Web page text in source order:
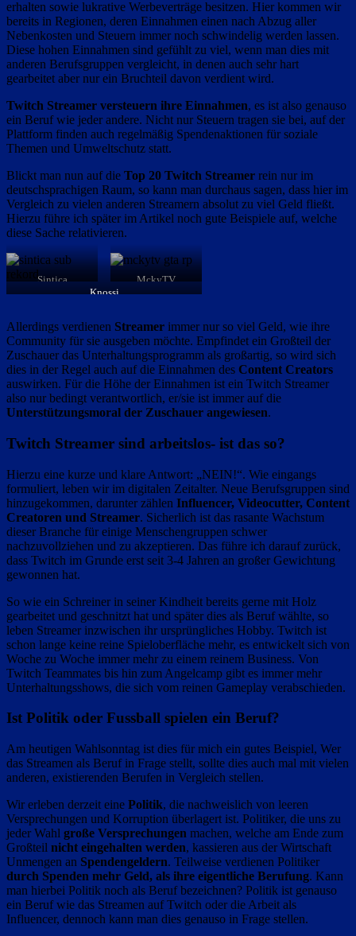
erhalten sowie lukrative Werbeverträge besitzen. Hier kommen wir
bereits in Regionen, deren Einnahmen einen nach Abzug aller
Nebenkosten und Steuern immer noch schwindelig werden lassen.
Diese hohen Einnahmen sind gefühlt zu viel, wenn man dies mit
anderen Berufsgruppen vergleicht, in denen auch sehr hart
gearbeitet aber nur ein Bruchteil davon verdient wird.
Twitch Streamer versteuern ihre Einnahmen, es ist also genauso
ein Beruf wie jeder andere. Nicht nur Steuern tragen sie bei, auf der
Plattform finden auch regelmäßig Spendenaktionen für soziale
Themen und Umweltschutz statt.
Blickt man nun auf die Top 20 Twitch Streamer rein nur im
deutschsprachigen Raum, so kann man durchaus sagen, dass hier im
Vergleich zu vielen anderen Streamern absolut zu viel Geld fließt.
Hierzu führe ich später im Artikel noch gute Beispiele auf, welche
diese Sache relativieren.
Sintica
MckyTV
Knossi
Allerdings verdienen Streamer immer nur so viel Geld, wie ihre
Community für sie ausgeben möchte. Empfindet ein Großteil der
Zuschauer das Unterhaltungsprogramm als großartig, so wird sich
dies in der Regel auch auf die Einnahmen des Content Creators
auswirken. Für die Höhe der Einnahmen ist ein Twitch Streamer
also nur bedingt verantwortlich, er/sie ist immer auf die
Unterstützungsmoral der Zuschauer angewiesen.
Twitch Streamer sind arbeitslos- ist das so?
Hierzu eine kurze und klare Antwort: „NEIN!“. Wie eingangs
formuliert, leben wir im digitalen Zeitalter. Neue Berufsgruppen sind
hinzugekommen, darunter zählen Influencer, Videocutter, Content
Creatoren und Streamer. Sicherlich ist das rasante Wachstum
dieser Branche für einige Menschengruppen schwer
nachzuvollziehen und zu akzeptieren. Das führe ich darauf zurück,
dass Twitch im Grunde erst seit 3-4 Jahren an großer Gewichtung
gewonnen hat.
So wie ein Schreiner in seiner Kindheit bereits gerne mit Holz
gearbeitet und geschnitzt hat und später dies als Beruf wählte, so
leben Streamer inzwischen ihr ursprüngliches Hobby. Twitch ist
schon lange keine reine Spieloberfläche mehr, es entwickelt sich von
Woche zu Woche immer mehr zu einem reinem Business. Von
Twitch Teammates bis hin zum Angelcamp gibt es immer mehr
Unterhaltungsshows, die sich vom reinen Gameplay verabschieden.
Ist Politik oder Fussball spielen ein Beruf?
Am heutigen Wahlsonntag ist dies für mich ein gutes Beispiel, Wer
das Streamen als Beruf in Frage stellt, sollte dies auch mal mit vielen
anderen, existierenden Berufen in Vergleich stellen.
Wir erleben derzeit eine Politik, die nachweislich von leeren
Versprechungen und Korruption überlagert ist. Politiker, die uns zu
jeder Wahl große Versprechungen machen, welche am Ende zum
Großteil nicht eingehalten werden, kassieren aus der Wirtschaft
Unmengen an Spendengeldern. Teilweise verdienen Politiker
durch Spenden mehr Geld, als ihre eigentliche Berufung. Kann
man hierbei Politik noch als Beruf bezeichnen? Politik ist genauso
ein Beruf wie das Streamen auf Twitch oder die Arbeit als
Influencer, dennoch kann man dies genauso in Frage stellen.